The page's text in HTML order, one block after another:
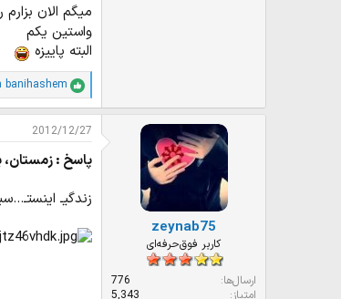
میگم الان بزارم
واستین یکم
البته پاییزه
ا
م
ت
ی
ز
ت
:
banihashem
zeynab75
کاربر فوق‌حرفه‌ای
ارسال‌ها
776
امتیاز
5,343
2012/12/27
پاسخ : زمستان،
زندگیـ